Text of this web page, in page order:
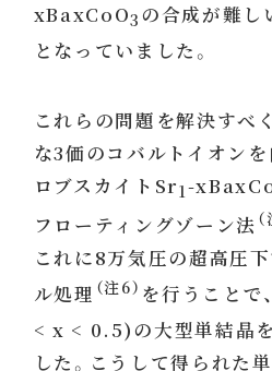
xBaxCoO3 の合成が難し
となっていました。
これらの問題を解決すべ
な3価のコバルトイオン
ロブスカイトSr1-
フローティングゾーン法
これに8万気圧の超高圧
ル処理 （注6） を行うことで
< x < 0.5)の大型単結晶
した。こうして得られた